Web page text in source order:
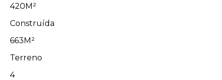
420M²
Construída
663M²
Terreno
4